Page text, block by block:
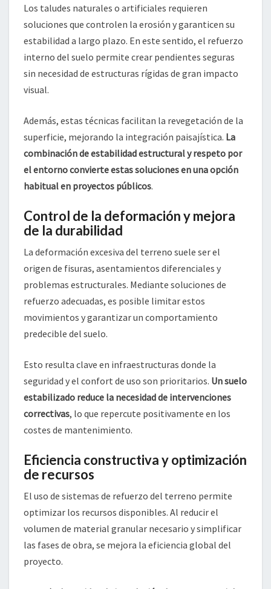
Los taludes naturales o artificiales requieren
soluciones que controlen la erosión y garanticen su
estabilidad a largo plazo. En este sentido, el refuerzo
interno del suelo permite crear pendientes seguras
sin necesidad de estructuras rígidas de gran impacto
visual.
Además, estas técnicas facilitan la revegetación de la
superficie, mejorando la integración paisajística. La
combinación de estabilidad estructural y respeto por
el entorno convierte estas soluciones en una opción
habitual en proyectos públicos.
Control de la deformación y mejora
de la durabilidad
La deformación excesiva del terreno suele ser el
origen de fisuras, asentamientos diferenciales y
problemas estructurales. Mediante soluciones de
refuerzo adecuadas, es posible limitar estos
movimientos y garantizar un comportamiento
predecible del suelo.
Esto resulta clave en infraestructuras donde la
seguridad y el confort de uso son prioritarios. Un suelo
estabilizado reduce la necesidad de intervenciones
correctivas, lo que repercute positivamente en los
costes de mantenimiento.
Eficiencia constructiva y optimización
de recursos
El uso de sistemas de refuerzo del terreno permite
optimizar los recursos disponibles. Al reducir el
volumen de material granular necesario y simplificar
las fases de obra, se mejora la eficiencia global del
proyecto.